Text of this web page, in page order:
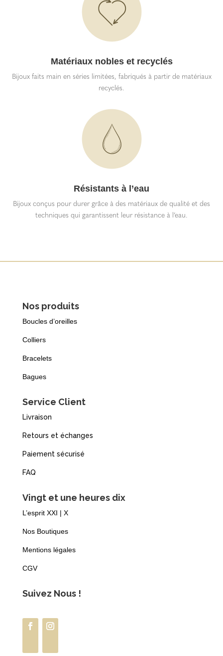
Matériaux nobles et recyclés
Bijoux faits main en séries limitées, fabriqués à partir de matériaux
recyclés.
Résistants à l’eau
Bijoux conçus pour durer grâce à des matériaux de qualité et des
techniques qui garantissent leur résistance à l’eau.
Nos produits
Boucles d’oreilles
Colliers
Bracelets
Bagues
Service Client
Livraison
Retours et échanges
Paiement sécurisé
FAQ
Vingt et une heures dix
L’esprit XXI | X
Nos Boutiques
Mentions légales
CGV
Suivez Nous !